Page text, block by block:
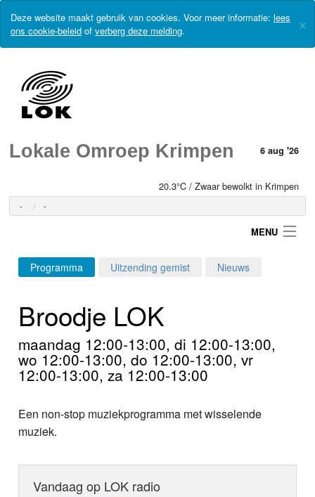
Deze website maakt gebruik van cookies. Voor meer informatie: lees
ons cookie-beleid of verberg deze melding. ×
Lokale Omroep Krimpen 6 aug '26
20.3°C / Zwaar bewolkt in Krimpen
- -
MENU
Login
Home
Programma's
Nieuws
Foto's
Webcam
Programma Uitzending gemist Nieuws
Broodje LOK
maandag 12:00-13:00, di 12:00-13:00,
wo 12:00-13:00, do 12:00-13:00, vr
12:00-13:00, za 12:00-13:00
Een non-stop muziekprogramma met wisselende
muziek.
Vandaag op LOK radio